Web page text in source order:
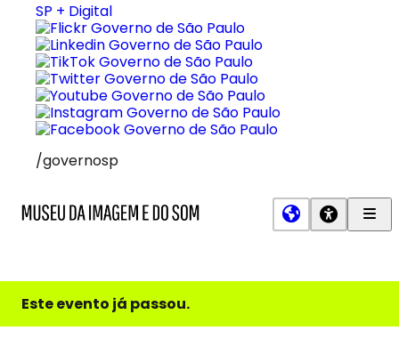
SP + Digital
/governosp
e
do
Este evento já passou.